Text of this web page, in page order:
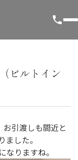
ビルトイン
引渡しも間近と
した。
りますね。